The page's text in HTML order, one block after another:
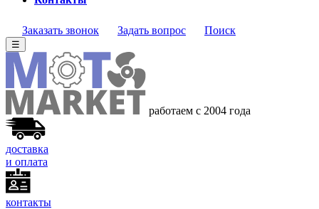
Заказать звонок Задать вопрос Поиск
☰
работаем с 2004 года
доставка
и оплата
контакты